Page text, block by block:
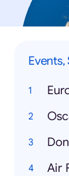
Events,
Air